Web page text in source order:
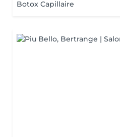
Botox Capillaire